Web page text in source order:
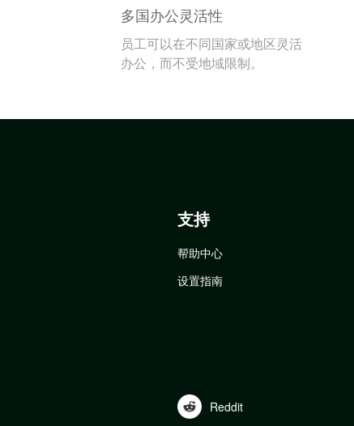
多国办公灵活性
员工可以在不同国家或地区灵活
办公，而不受地域限制。
支持
帮助中心
设置指南
Reddit